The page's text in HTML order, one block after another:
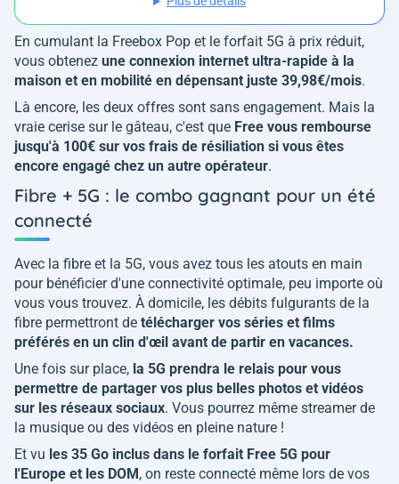
En cumulant la Freebox Pop et le forfait 5G à prix réduit,
vous obtenez une connexion internet ultra-rapide à la
maison et en mobilité en dépensant juste 39,98€/mois.
Là encore, les deux offres sont sans engagement. Mais la
vraie cerise sur le gâteau, c'est que Free vous rembourse
jusqu'à 100€ sur vos frais de résiliation si vous êtes
encore engagé chez un autre opérateur.
Fibre + 5G : le combo gagnant pour un été
connecté
Avec la fibre et la 5G, vous avez tous les atouts en main
pour bénéficier d'une connectivité optimale, peu importe où
vous vous trouvez. À domicile, les débits fulgurants de la
fibre permettront de télécharger vos séries et films
préférés en un clin d'œil avant de partir en vacances.
Une fois sur place, la 5G prendra le relais pour vous
permettre de partager vos plus belles photos et vidéos
sur les réseaux sociaux. Vous pourrez même streamer de
la musique ou des vidéos en pleine nature !
Et vu les 35 Go inclus dans le forfait Free 5G pour
l'Europe et les DOM , on reste connecté même lors de vos